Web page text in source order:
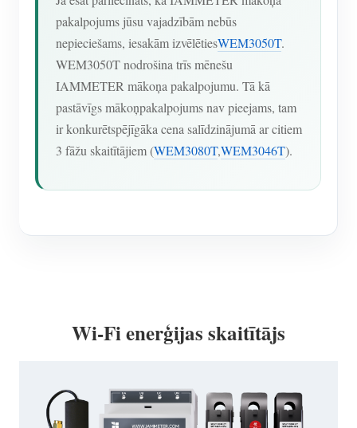
pakalpojums jūsu vajadzībām nebūs
nepieciešams, iesakām izvēlētiesWEM3050T.
WEM3050T nodrošina trīs mēnešu
IAMMETER mākoņa pakalpojumu. Tā kā
pastāvīgs mākoņpakalpojums nav pieejams, tam
ir konkurētspējīgāka cena salīdzinājumā ar citiem
3 fāžu skaitītājiem (WEM3080T,WEM3046T).
Wi-Fi enerģijas skaitītājs